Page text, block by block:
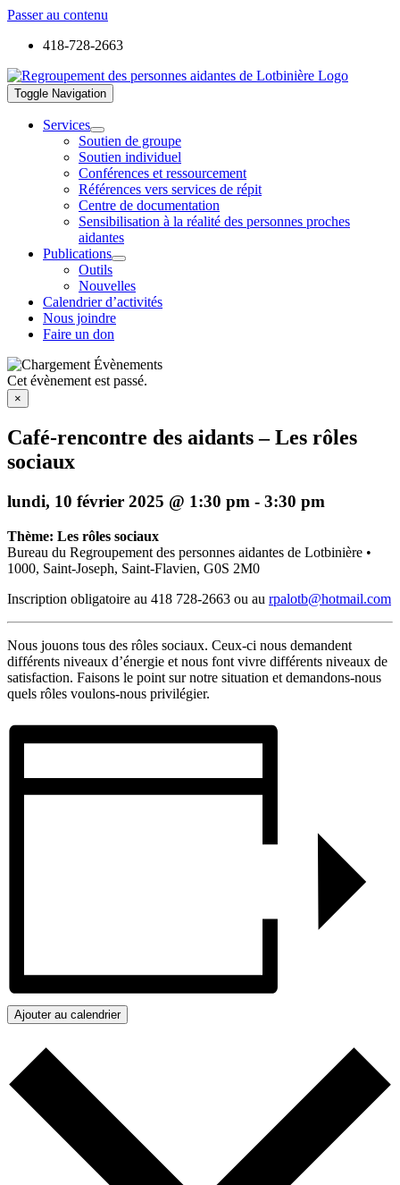
Passer au contenu
418-728-2663
Toggle Navigation
Services
Soutien de groupe
Soutien individuel
Conférences et ressourcement
Références vers services de répit
Centre de documentation
Sensibilisation à la réalité des personnes proches
aidantes
Publications
Outils
Nouvelles
Calendrier d’activités
Nous joindre
Faire un don
Cet évènement est passé.
×
Café-rencontre des aidants – Les rôles
sociaux
lundi, 10 février 2025 @ 1:30 pm - 3:30 pm
Thème: Les rôles sociaux
Bureau du Regroupement des personnes aidantes de Lotbinière •
1000, Saint-Joseph, Saint-Flavien, G0S 2M0
Inscription obligatoire au 418 728-2663 ou au rpalotb@hotmail.com
Nous jouons tous des rôles sociaux. Ceux-ci nous demandent
différents niveaux d’énergie et nous font vivre différents niveaux de
satisfaction. Faisons le point sur notre situation et demandons-nous
quels rôles voulons-nous privilégier.
Ajouter au calendrier